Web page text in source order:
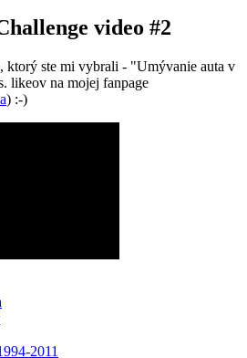
video #2
ktorý ste mi vybrali - "Umývanie auta v
likeov na mojej fanpage
) :-)
2011